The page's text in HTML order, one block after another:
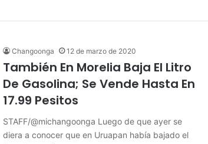
Changoonga 12 de marzo de 2020
También En Morelia Baja El Litro
De Gasolina; Se Vende Hasta En
17.99 Pesitos
STAFF/@michangoonga Luego de que ayer se
diera a conocer que en Uruapan había bajado el